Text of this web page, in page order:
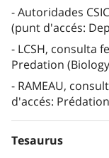
Autoridades
(punt d'accés:
LCSH, consulta
Predation
RAMEAU,
d'accés:
Tesaurus